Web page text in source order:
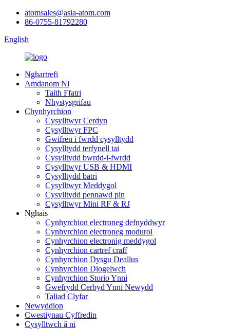
atomsales@asia-atom.com
86-0755-81792280
English
Nghartrefi
Amdanom Ni
Taith Ffatri
Nhystysgrifau
Chynhyrchion
Cysylltwyr Cerdyn
Cysylltwyr FPC
Gwifren i fwrdd cysylltydd
Cysylltydd terfynell tai
Cysylltydd bwrdd-i-fwrdd
Cysylltwyr USB & HDMI
Cysylltydd batri
Cysylltwyr Meddygol
Cysylltydd pennawd pin
Cysylltwyr Mini RF & RJ
Nghais
Cynhyrchion electroneg defnyddwyr
Cynhyrchion electroneg modurol
Cynhyrchion electronig meddygol
Cynhyrchion cartref craff
Cynhyrchion Dysgu Deallus
Cynhyrchion Diogelwch
Cynhyrchion Storio Ynni
Gwefrydd Cerbyd Ynni Newydd
Taliad Clyfar
Newyddion
Cwestiynau Cyffredin
Cysylltwch â ni